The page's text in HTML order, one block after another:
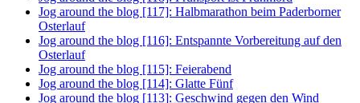
Jog around the blog [117]: Halbmarathon beim Paderborner
Osterlauf
Jog around the blog [116]: Entspannte Vorbereitung auf den
Osterlauf
Jog around the blog [115]: Feierabend
Jog around the blog [114]: Glatte Fünf
Jog around the blog [113]: Geschwind gegen den Wind